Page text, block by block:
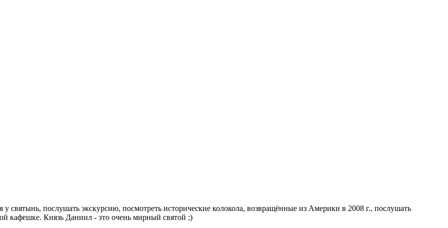
святынь, послушать экскурсию, посмотреть исторические колокола, возвращённые из Америки в 2008 г., послушать
кафешке. Князь Даниил - это очень мирный святой ;)